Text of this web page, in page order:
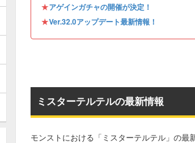
★アゲインガチャの開催が決定！
★Ver.32.0アップデート最新情報！
ミスターテルテルの最新情報
モンストにおける「ミスターテルテル」の